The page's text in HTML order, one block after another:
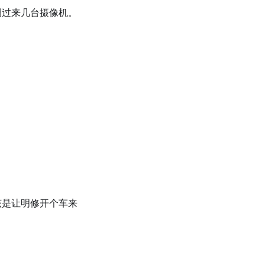
来几台摄像机。
让明修开个车来